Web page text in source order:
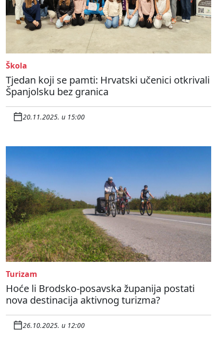
Škola
Tjedan koji se pamti: Hrvatski učenici otkrivali
Španjolsku bez granica
20.11.2025. u 15:00
Turizam
Hoće li Brodsko-posavska županija postati
nova destinacija aktivnog turizma?
26.10.2025. u 12:00